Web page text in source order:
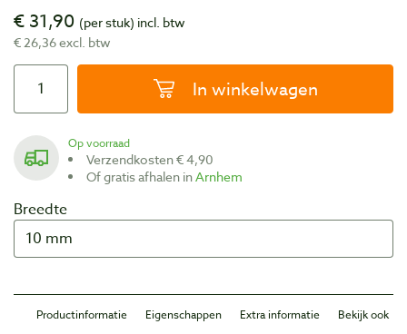
€ 31,90 (per stuk) incl. btw
€ 26,36 excl. btw
In winkelwagen
Op voorraad
Verzendkosten € 4,90
Of gratis afhalen inArnhem
Breedte
Productinformatie Eigenschappen Extra informatie Bekijk ook